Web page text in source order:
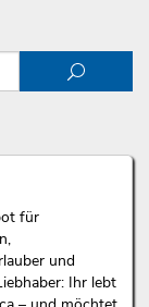
für
und
Ihr lebt